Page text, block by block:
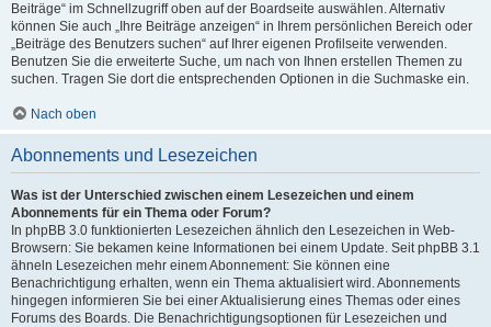
Beiträge“ im Schnellzugriff oben auf der Boardseite auswählen. Alternativ
können Sie auch „Ihre Beiträge anzeigen“ in Ihrem persönlichen Bereich oder
„Beiträge des Benutzers suchen“ auf Ihrer eigenen Profilseite verwenden.
Benutzen Sie die erweiterte Suche, um nach von Ihnen erstellen Themen zu
suchen. Tragen Sie dort die entsprechenden Optionen in die Suchmaske ein.
Nach oben
Abonnements und Lesezeichen
Was ist der Unterschied zwischen einem Lesezeichen und einem
Abonnements für ein Thema oder Forum?
In phpBB 3.0 funktionierten Lesezeichen ähnlich den Lesezeichen in Web-
Browsern: Sie bekamen keine Informationen bei einem Update. Seit phpBB 3.1
ähneln Lesezeichen mehr einem Abonnement: Sie können eine
Benachrichtigung erhalten, wenn ein Thema aktualisiert wird. Abonnements
hingegen informieren Sie bei einer Aktualisierung eines Themas oder eines
Forums des Boards. Die Benachrichtigungsoptionen für Lesezeichen und